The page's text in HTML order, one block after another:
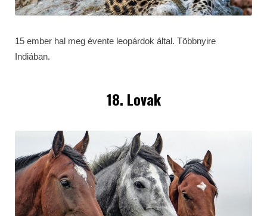
15 ember hal meg évente leopárdok által. Többnyire
Indiában.
18. Lovak